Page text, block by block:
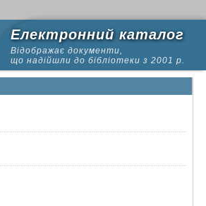
Електронний каталог
Відображає документи,
що надійшли до бібліотеки з 2001 р.